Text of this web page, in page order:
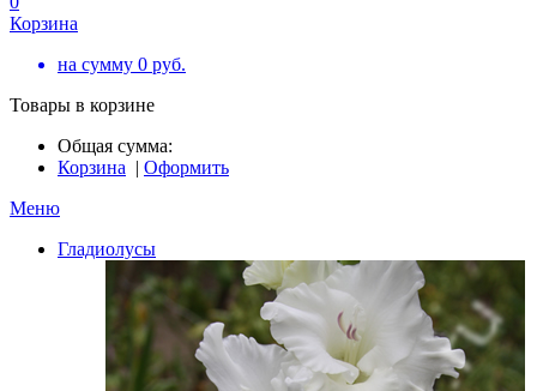
Корзина
на сумму 0 руб.
Товары в корзине
Общая сумма:
Корзина | Оформить
Меню
Гладиолусы